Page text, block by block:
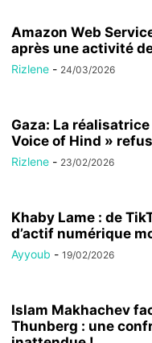
Amazon Web
après une activité
Rizlene - 24/03/2026
Gaza: La réalisatrice
Voice of Hind »
Rizlene - 23/02/2026
Khaby Lame : de
d’actif numérique
Ayyoub - 19/02/2026
Islam Makhachev
Thunberg : une